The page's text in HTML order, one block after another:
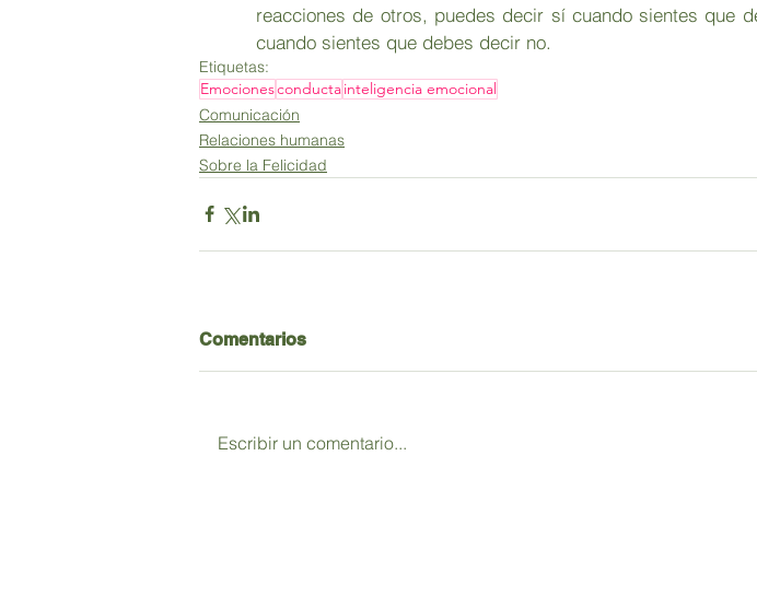
reacciones de otros, puedes decir sí cuando sientes que
cuando sientes que debes decir no.
Etiquetas:
Emocionesconductainteligencia emocional
Comunicación
Relaciones humanas
Sobre la Felicidad
Comentarios
Escribir un comentario...